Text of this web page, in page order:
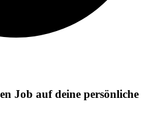
Job auf deine persönliche